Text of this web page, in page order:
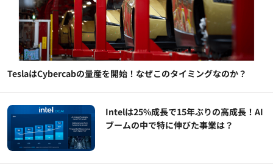
TeslaはCybercabの量産を開始！なぜこのタイミングなのか？
Intelは25%成長で15年ぶりの高成長！AI
ブームの中で特に伸びた事業は？